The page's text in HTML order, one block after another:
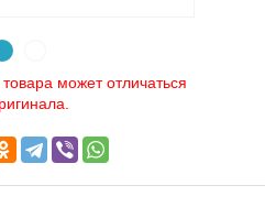
может отличаться